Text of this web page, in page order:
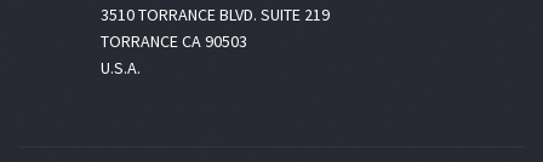
3510 TORRANCE BLVD. SUITE 219
TORRANCE CA 90503
U.S.A.